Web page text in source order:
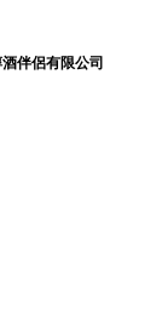
伴侶有限公司